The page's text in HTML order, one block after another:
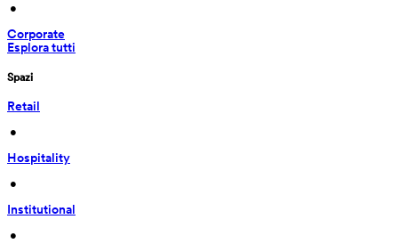
•
Corporate
Esplora tutti
Spazi
Retail
•
Hospitality
•
Institutional
•